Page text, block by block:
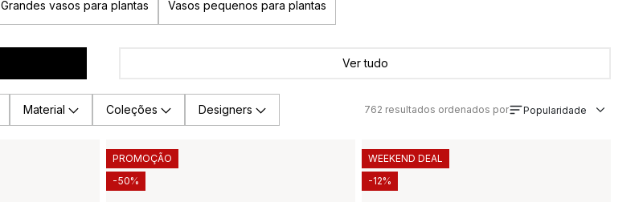
Grandes vasos para plantas Vasos pequenos para plantas
Ver tudo
Material Coleções Designers 762 resultados ordenados por Popularidade
PROMOÇÃO
-50%
WEEKEND DEAL
-12%